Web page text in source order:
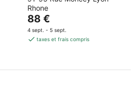
of
5
Rhone
Le
prix
est
par
88 €
4 sept. - 5 sept.
taxes et frais compris